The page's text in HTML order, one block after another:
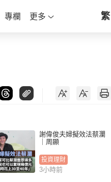
專欄 更多 繁
謝偉俊夫婦擬效法蔡瀾
｜周顯
投資理財
3小時前